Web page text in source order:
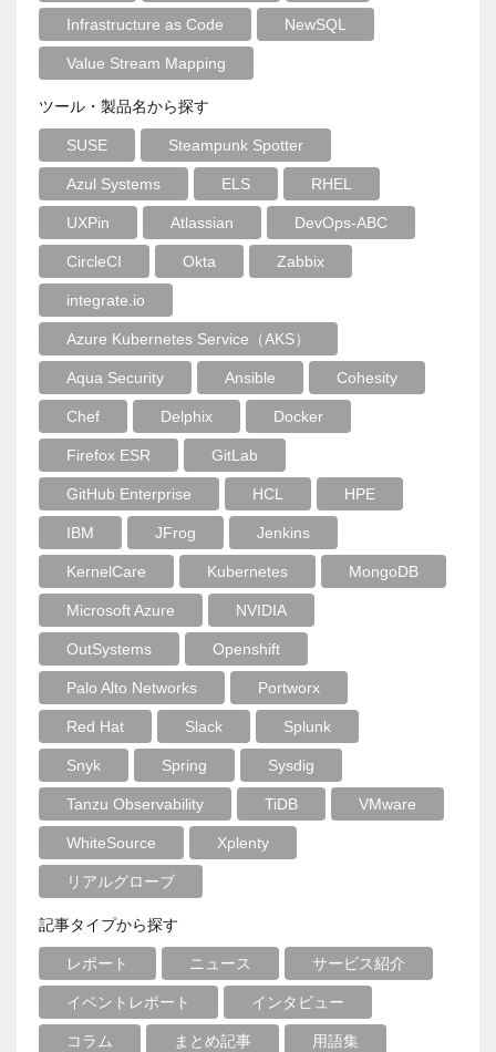
Infrastructure as Code NewSQL
Value Stream Mapping
ツール・製品名から探す
SUSE Steampunk Spotter
Azul Systems ELS RHEL
UXPin Atlassian DevOps-ABC
CircleCI Okta Zabbix
integrate.io
Azure Kubernetes Service（AKS）
Aqua Security Ansible Cohesity
Chef Delphix Docker
Firefox ESR GitLab
GitHub Enterprise HCL HPE
IBM JFrog Jenkins
KernelCare Kubernetes MongoDB
Microsoft Azure NVIDIA
OutSystems Openshift
Palo Alto Networks Portworx
Red Hat Slack Splunk
Snyk Spring Sysdig
Tanzu Observability TiDB VMware
WhiteSource Xplenty
リアルグローブ
記事タイプから探す
レポート ニュース サービス紹介
イベントレポート インタビュー
コラム まとめ記事 用語集